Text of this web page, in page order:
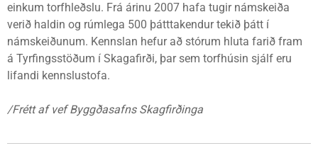
einkum torfhleðslu. Frá árinu 2007 hafa tugir námskeiða
verið haldin og rúmlega 500 þátttakendur tekið þátt í
námskeiðunum. Kennslan hefur að stórum hluta farið fram
á Tyrfingsstöðum í Skagafirði, þar sem torfhúsin sjálf eru
lifandi kennslustofa.
/Frétt af vef Byggðasafns Skagfirðinga